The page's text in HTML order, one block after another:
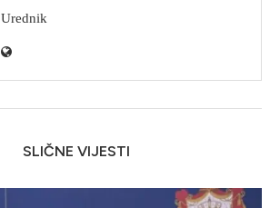
Urednik
SLIČNE VIJESTI